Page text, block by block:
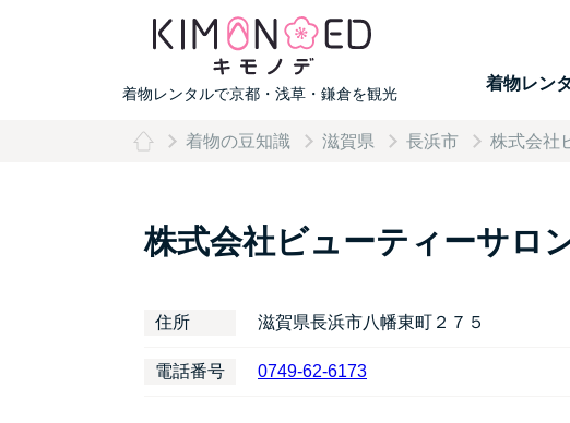
着物レンタルで京都・浅草・鎌倉を観光
着物レン
着物の豆知識 滋賀県 長浜市 株式会社
株式会社ビューティーサロ
住所 滋賀県長浜市八幡東町２７５
電話番号 0749-62-6173